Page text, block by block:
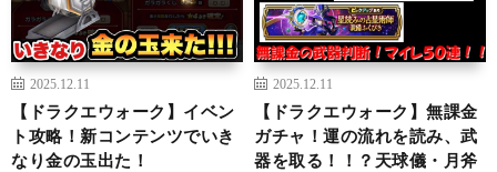
2025.12.11
【ドラクエウォーク】イベン
ト攻略！新コンテンツでいき
なり金の玉出た！
2025.12.11
【ドラクエウォーク】無課金
ガチャ！運の流れを読み、武
器を取る！！？天球儀・月斧